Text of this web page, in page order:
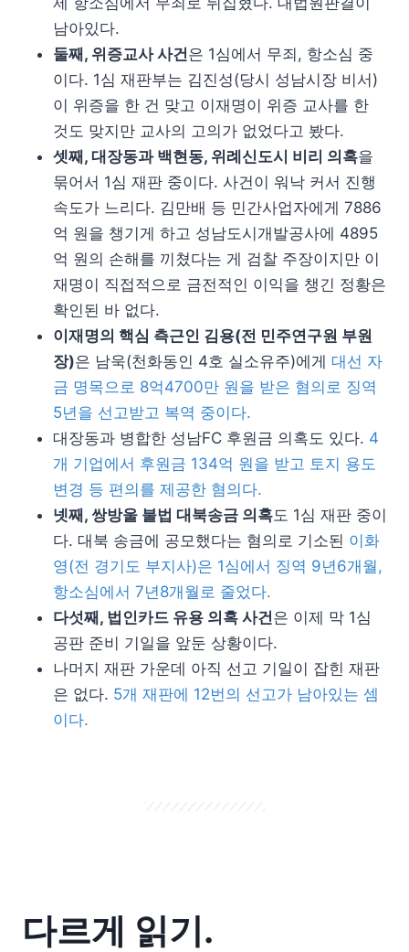
남아있다.
둘째, 위증교사 사건은 1심에서 무죄, 항소심 중
이다. 1심 재판부는 김진성(당시 성남시장 비서)
이 위증을 한 건 맞고 이재명이 위증 교사를 한
것도 맞지만 교사의 고의가 없었다고 봤다.
셋째, 대장동과 백현동, 위례신도시 비리 의혹을
묶어서 1심 재판 중이다. 사건이 워낙 커서 진행
속도가 느리다. 김만배 등 민간사업자에게 7886
억 원을 챙기게 하고 성남도시개발공사에 4895
억 원의 손해를 끼쳤다는 게 검찰 주장이지만 이
재명이 직접적으로 금전적인 이익을 챙긴 정황은
확인된 바 없다.
이재명의 핵심 측근인 김용(전 민주연구원 부원
장)은 남욱(천화동인 4호 실소유주)에게 대선 자
금 명목으로 8억4700만 원을 받은 혐의로 징역
5년을 선고받고 복역 중이다.
대장동과 병합한 성남FC 후원금 의혹도 있다. 4
개 기업에서 후원금 134억 원을 받고 토지 용도
변경 등 편의를 제공한 혐의다.
넷째, 쌍방울 불법 대북송금 의혹도 1심 재판 중이
다. 대북 송금에 공모했다는 혐의로 기소된 이화
영(전 경기도 부지사)은 1심에서 징역 9년6개월,
항소심에서 7년8개월로 줄었다.
다섯째, 법인카드 유용 의혹 사건은 이제 막 1심
공판 준비 기일을 앞둔 상황이다.
나머지 재판 가운데 아직 선고 기일이 잡힌 재판
은 없다. 5개 재판에 12번의 선고가 남아있는 셈
이다.
다르게 읽기.